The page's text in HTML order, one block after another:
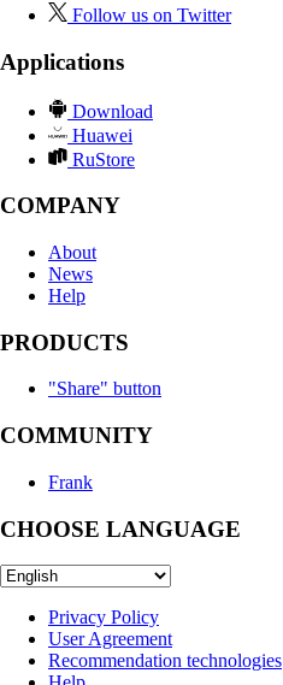
Follow us on Twitter
Applications
Download
Huawei
RuStore
COMPANY
About
News
Help
PRODUCTS
"Share" button
COMMUNITY
Frank
CHOOSE LANGUAGE
Privacy Policy
User Agreement
Recommendation technologies